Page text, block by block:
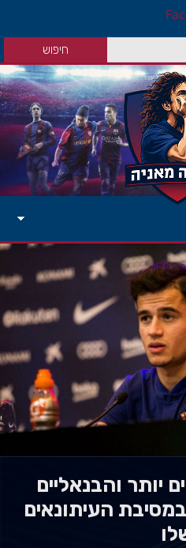
יותר והבנאליים
העיתונאים